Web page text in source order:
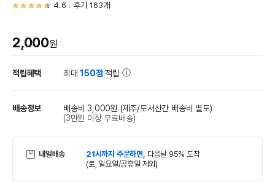
4.6 후기 163개
2,000원
적립혜택 최대150점 적립
배송정보 배송비 3,000원 (제주/도서산간 배송비 별도)
(3만원 이상 무료배송)
내일배송 21시까지 주문하면, 다음날 95% 도착
(토, 일요일/공휴일 제외)